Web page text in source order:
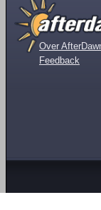
Over
Feedback